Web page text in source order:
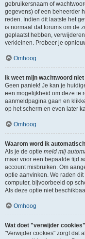
gebruikersnaam of
gegevens) of een beheerder
reden. Indien dit laatste het
is normaal dat forums om de
geplaatst hebben,
verkleinen. Probeer je
Omhoog
Ik weet mijn wachtwoord
Geen paniek! Je kan je
een mogelijkheid om deze te
aanmeldpagina gaan en
op het scherm en even later
Omhoog
Waarom word ik
Als je de optie meld mij
maar voor een bepaalde tijd
account misbruiken. Om
optie aanvinken. We raden
computer, bijvoorbeeld op
Als deze optie niet
Omhoog
Wat doet "verwijder
"Verwijder cookies" zorgt dat